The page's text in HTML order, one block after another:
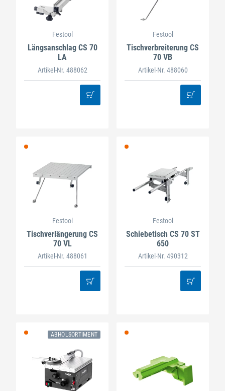
Festool
Längsanschlag CS 70
LA
Artikel-Nr. 488062
Festool
Tischverbreiterung CS
70 VB
Artikel-Nr. 488060
Festool
Tischverlängerung CS
70 VL
Artikel-Nr. 488061
Festool
Schiebetisch CS 70 ST
650
Artikel-Nr. 490312
ABHOLSORTIMENT